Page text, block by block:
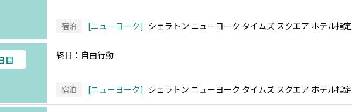
宿泊 ニューヨーク シェラトン ニューヨーク タイムズ スクエア ホテル指定
目 終日：自由行動
宿泊 ニューヨーク シェラトン ニューヨーク タイムズ スクエア ホテル指定